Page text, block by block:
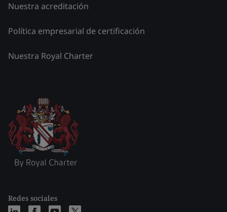
Nuestra acreditación
Política empresarial de certificación
Nuestra Royal Charter
Redes sociales